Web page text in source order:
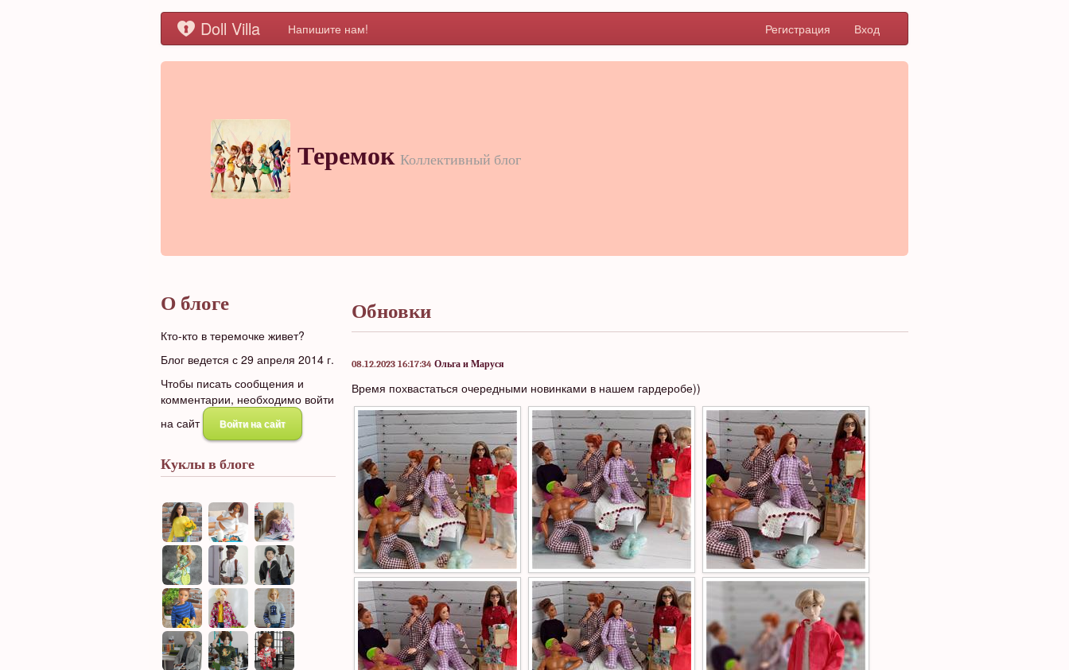
Doll Villa Напишите нам! Регистрация Вход
Теремок Коллективный блог
О блоге
Кто-кто в теремочке живет?
Блог ведется с 29 апреля 2014 г.
Чтобы писать сообщения и
комментарии, необходимо войти
на сайт
Войти на сайт
Куклы в блоге
Обновки
08.12.2023 16:17:34 Ольга и Маруся
Время похвастаться очередными новинками в нашем гардеробе))